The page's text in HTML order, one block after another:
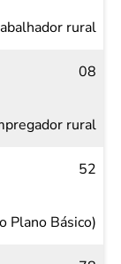
rural
08
rural
52
Plano Básico)